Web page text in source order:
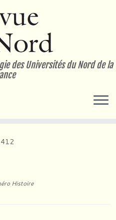
des Universités du Nord de la
Histoire